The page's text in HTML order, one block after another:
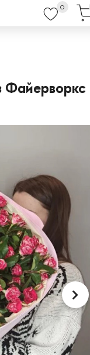
0
Файерворкс